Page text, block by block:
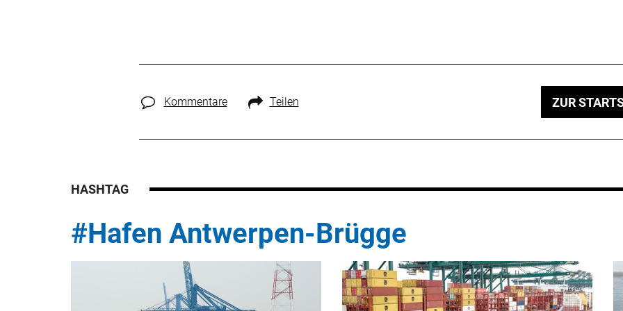
Kommentare Teilen ZUR
HASHTAG
#Hafen Antwerpen-Brügge